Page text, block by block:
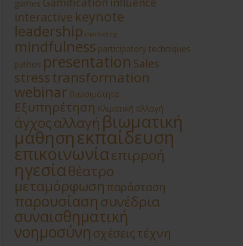
games
interactive keynote
leadership marketing
mindfulness participatory techniques
pathos presentation Sales
stresstransformation
webinar Βιωσιμότητα
Εξυπηρέτηση Κλιματική αλλαγή
άγχοςαλλαγή βιωματική
μάθησηεκπαίδευση
επικοινωνίαεπιρροή
ηγεσίαθέατρο
μεταμόρφωση παράσταση
παρουσίασησυνέδρια
συναισθηματική
νοημοσύνη σχέσειςτέχνη